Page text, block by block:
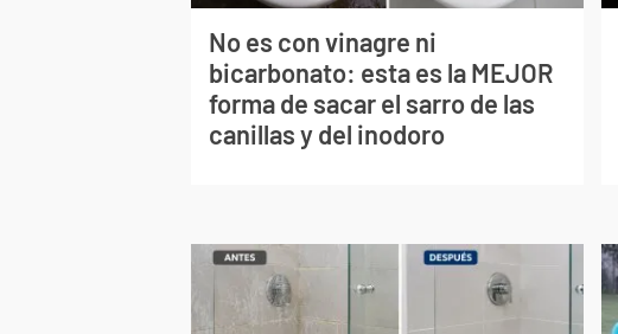
No es con vinagre ni
bicarbonato: esta es la MEJOR
forma de sacar el sarro de las
canillas y del inodoro